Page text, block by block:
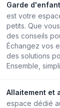
Garde
est votre
petits. Que
des conseils
Échangez vos
des solutions
Ensemble,
Allaitement et
espace dédié